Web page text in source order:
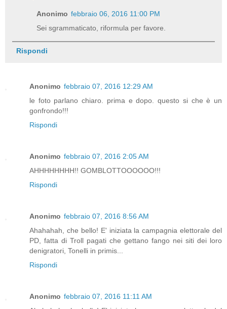
Anonimo febbraio 06, 2016 11:00 PM
Sei sgrammaticato, riformula per favore.
Rispondi
Anonimo febbraio 07, 2016 12:29 AM
le foto parlano chiaro. prima e dopo. questo si che è un
gonfrondo!!!
Rispondi
Anonimo febbraio 07, 2016 2:05 AM
AHHHHHHHH!! GOMBLOTTOOOOOO!!!
Rispondi
Anonimo febbraio 07, 2016 8:56 AM
Ahahahah, che bello! E' iniziata la campagnia elettorale del
PD, fatta di Troll pagati che gettano fango nei siti dei loro
denigratori, Tonelli in primis...
Rispondi
Anonimo febbraio 07, 2016 11:11 AM